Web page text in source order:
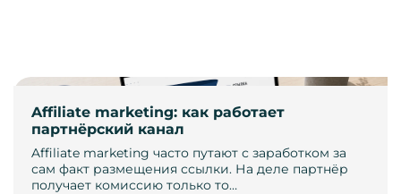
Affiliate marketing: как работает
партнёрский канал
Affiliate marketing часто путают с заработком за
сам факт размещения ссылки. На деле партнёр
получает комиссию только то…